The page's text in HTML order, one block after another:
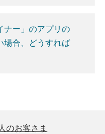
ナー」のアプリの
場合、どうすれば
のお客さま